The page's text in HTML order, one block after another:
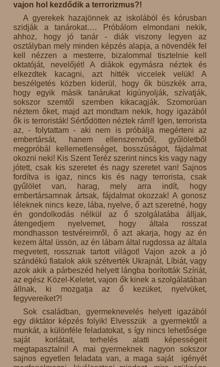
vajon hol kezdődik a terrorizmus?!
A gyerekek hazajönnek az iskolából és kórusban
szidják a tanárokat…. Próbálom elmondani nekik,
ahhoz, hogy jó tanár - diák viszony legyen az
osztályban mely minden képzés alapja, a növendék fel
kell nézzen a mesterre, bizalommal tisztelnie kell
oktatóját, nevelőjét! A diákok egymásra néztek és
elkezdtek kacagni, azt hitték viccelek velük! A
beszélgetés közben kiderül, hogy ők büszkék arra,
hogy egyik másik tanárukat kigúnyolják, szívatják,
sokszor szemtől szemben kikacagják. Szomorúan
néztem őket, majd azt mondtam nekik, hogy igazából
ők is terroristák! Sértődötten néztek rám!! Igen, terrorista
az, - folytattam - aki nem is próbálja megérteni az
embertársát, hanem ellenszenvből, gyűlöletből
megpróbál kellemetlenséget, bosszúságot, fájdalmat
okozni neki! Kis Szent Teréz szerint nincs kis vagy nagy
jótett, csak kis szeretet és nagy szeretet van! Sajnos
fordítva is igaz, nincs kis és nagy terrorista, csak
gyűlölet van, harag, mely arra indít, hogy
embertársamnak ártsak, fájdalmat okozzak! A gonosz
léleknek nincs keze, lába, nyelve, ő azt szeretné, hogy
én gondolkodás nélkül az ő szolgálatába álljak,
átengedjem nyelvemet, hogy általa rosszat
mondhasson testvéreimről, ő azt akarja, hogy az én
kezem által üssön, az én lábam által rugdossa az általa
megvetett, rossznak tartott világot! Vajon azok a jó
szándékú fiatalok akik szétverték Ukrajnát, Líbiát, vagy
azok akik a párbeszéd helyett lángba borították Szíriát,
az egész Közel-Keletet, vajon ők kinek a szolgálatában
állnak, ki mozgatja az ő kezüket, nyelvüket,
fegyvereiket?!
Sok családban, gyermeknevelés helyett igazából
egy diktátor képzés folyik! Elvesszük a gyermektől a
munkát, a különféle feladatokat, s így nincs lehetősége
saját korlátait, terhelés alatti képességeit
megtapasztalni! A mai gyermeknek nagyon sokszor
sajnos egyetlen feladata van, a maga saját igényét